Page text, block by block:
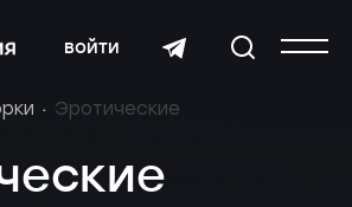
войти
Эротические